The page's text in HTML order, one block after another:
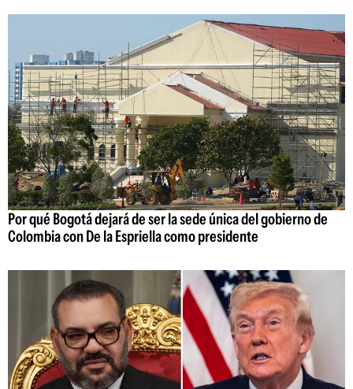
Por qué Bogotá dejará de ser la sede única del gobierno de
Colombia con De la Espriella como presidente